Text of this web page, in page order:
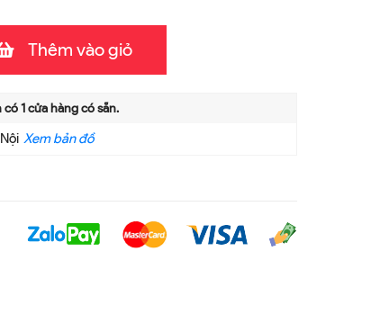
Thêm vào giỏ
có1cửa hàng có sẵn.
Xem bản đồ